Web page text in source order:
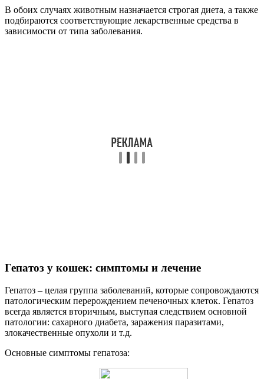
В обоих случаях животным назначается строгая диета, а также
подбираются соответствующие лекарственные средства в
зависимости от типа заболевания.
Гепатоз у кошек: симптомы и лечение
Гепатоз – целая группа заболеваний, которые сопровождаются
патологическим перерождением печеночных клеток. Гепатоз
всегда является вторичным, выступая следствием основной
патологии: сахарного диабета, заражения паразитами,
злокачественные опухоли и т.д.
Основные симптомы гепатоза: